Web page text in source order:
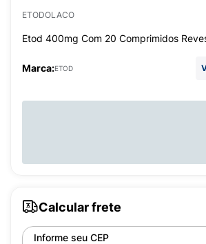
ETODOLACO
Etod 400mg Com 20 Comprimidos
Marca:ETOD
Calcular frete
Informe seu CEP